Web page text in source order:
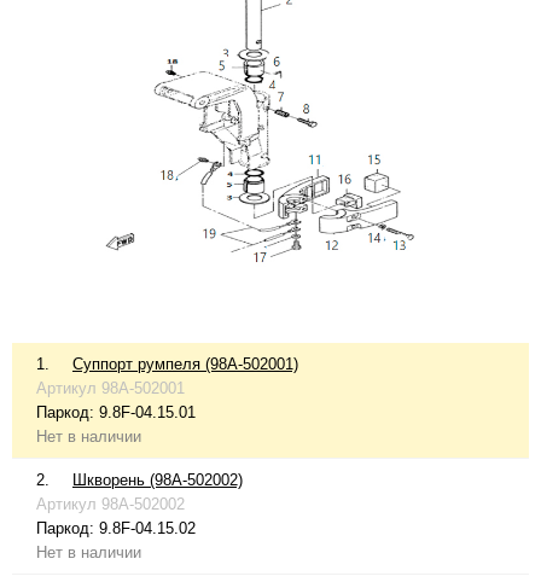
1.
Суппорт румпеля (98A-502001)
Артикул 98A-502001
Паркод: 9.8F-04.15.01
Нет в наличии
2.
Шкворень (98A-502002)
Артикул 98A-502002
Паркод: 9.8F-04.15.02
Нет в наличии